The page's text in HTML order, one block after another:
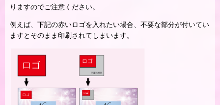
りますのでご注意ください。
例えば、下記の赤いロゴを入れたい場合、不要な部分が付いてい
ますとそのまま印刷されてしまいます。